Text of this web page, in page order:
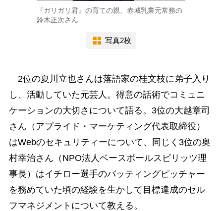
『ガリガリ君』の育ての親、赤城乳業元常務の
鈴木正次さん
写真2枚
2位の夏川立也さんは落語家の桂文枝に弟子入り
し、活動していた元芸人。得意の話術でコミュニ
ケーションの大切さについて語る。3位の大越章司
さん（アプライド・マーケティング代表取締役）
はWebのセキュリティーについて、同じく3位の奥
村幸治さん（NPO法人ベースボールスピリッツ理
事長）はイチロー選手のバッティングピッチャー
を務めていた頃の経験を生かして目標達成のセル
フマネジメントについて教える。